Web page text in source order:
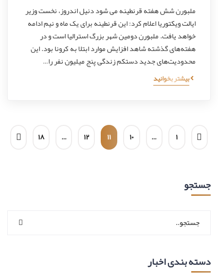
ملبورن شش هفته قرنطینه می شود دنیل اندروز، نخست وزیر
ایالت ویکتوریا اعلام کرد: این قرنطینه برای یک ماه و نیم ادامه
خواهد یافت. ملبورن دومین شهر بزرگ استرالیا است و در
هفته‌های گذشته شاهد افزایش موارد ابتلا به کرونا بود. این
محدودیت‌های جدید دستکم زندگی پنج میلیون نفر را…
بیشتر بخوانید
۱ … ۱۰ ۱۱ ۱۲ … ۱۸
جستجو
دسته بندی اخبار